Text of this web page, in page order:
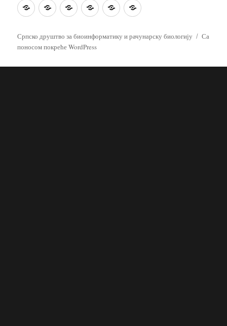
BIRBIOrganization
ActivitiesPostingsAddress
Српско друштво за биоинформатику и рачунарску биологију
Са
поносом покреће WordPress